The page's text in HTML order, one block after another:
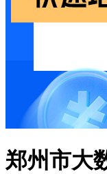
郑州市大